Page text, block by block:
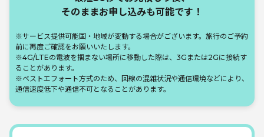
500MB 1GB 無制限
490円 530円 860円 1,120円
オーストリア
300MB 500MB 1GB 無制限
オーランド諸島
そのままお申し込みも可能です！
※サービス提供可能国・地域が変動する場合がございます。旅行のご予約
前に再度ご確認をお願いいたします。
※4G/LTEの電波を掴まない場所に移動した際は、3Gまたは2Gに接続す
ることがあります。
※ベストエフォート方式のため、回線の混雑状況や通信環境などにより、
通信速度低下や通信不可となることがあります。